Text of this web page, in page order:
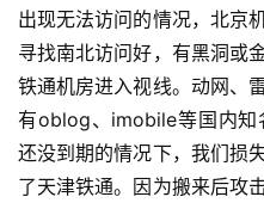
出现无法访问的情况，北京
寻找南北访问好，有黑洞或
铁通机房进入视线。动网、
有oblog、imobile等国内知
还没到期的情况下，我们损
了天津铁通。因为搬来后攻